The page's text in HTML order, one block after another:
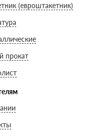
(евроштакетник)
прокат